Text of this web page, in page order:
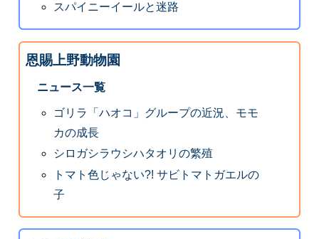
スパイニーイールと迷路
恩賜上野動物園
ニュース一覧
ゴリラ「ハオコ」グループの近況、モモ
カの成長
シロガシラウシハタオリの繁殖
トマト色じゃない?! サビトマトガエルの
子